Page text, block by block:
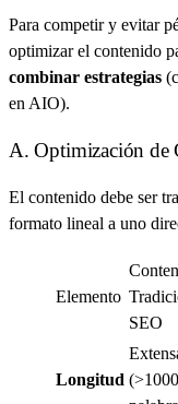
Para competir y evitar
optimizar el contenido
combinar estrategias
en AIO).
A. Optimización de
El contenido debe ser
formato lineal a uno
Elemento
SEO
Longitud (>1000